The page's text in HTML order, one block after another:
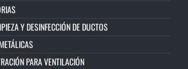
Y DESINFECCIÓN DE DUCTOS
PARA VENTILACIÓN